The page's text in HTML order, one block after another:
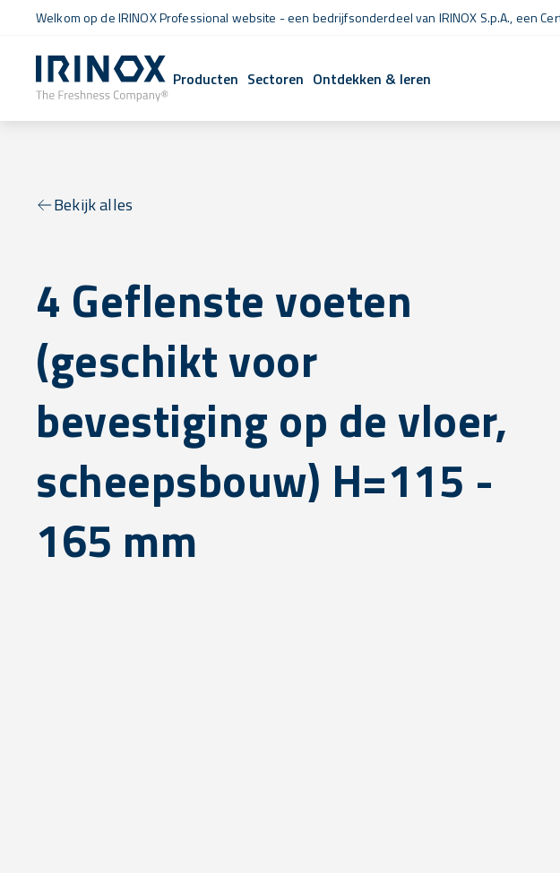
Welkom op de IRINOX Professional website - een bedrijfsonderdeel van IRINOX S.p.A., een
Producten Sectoren Ontdekken & leren
Bekijk alles
4 Geflenste voeten
(geschikt voor
bevestiging op de vloer,
scheepsbouw) H=115 -
165 mm